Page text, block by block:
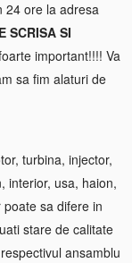
24 ore la adresa
SCRISA SI
important!!!! Va
sa fim alaturi de
turbina, injector,
interior, usa, haion,
sa difere in
stare de calitate
ansamblu